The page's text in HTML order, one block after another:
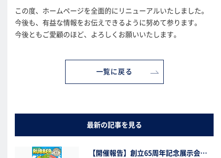
この度、ホームページを全面的にリニューアルいたしました。
今後も、有益な情報をお伝えできるように努めて参ります。
今後ともご愛顧のほど、よろしくお願いいたします。
一覧に戻る
最新の記事を見る
【開催報告】創立65周年記念展示会へのご来場、誠にありがとうございました！